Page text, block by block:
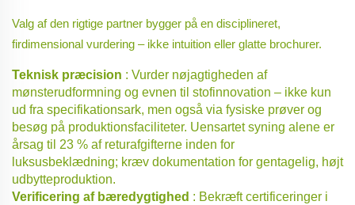
Valg af den rigtige partner bygger på en disciplineret,
firdimensional vurdering – ikke intuition eller glatte brochurer.
Teknisk præcision : Vurder nøjagtigheden af
mønsterudformning og evnen til stofinnovation – ikke kun
ud fra specifikationsark, men også via fysiske prøver og
besøg på produktionsfaciliteter. Uensartet syning alene er
årsag til 23 % af returafgifterne inden for
luksusbeklædning; kræv dokumentation for gentagelig, højt
udbytteproduktion.
Verificering af bæredygtighed : Bekræft certificeringer i